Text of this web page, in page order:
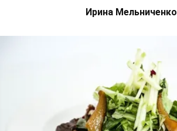
Ирина Мельниченко